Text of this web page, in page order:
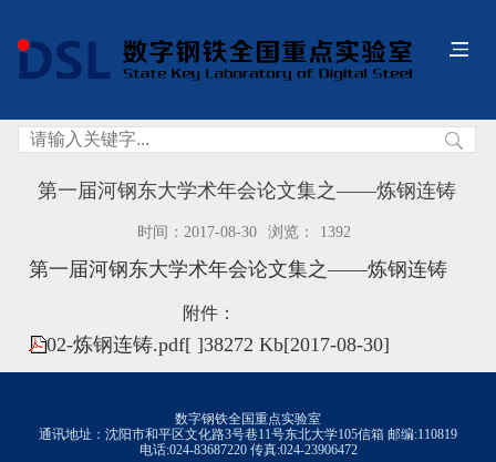
第一届河钢东大学术年会论文集之——炼钢连铸
时间：2017-08-30 浏览： 1392
第一届河钢东大学术年会论文集之——炼钢连铸
附件：
02-炼钢连铸.pdf[ ]38272 Kb[2017-08-30]
数字钢铁全国重点实验室
通讯地址：沈阳市和平区文化路3号巷11号东北大学105信箱 邮编:110819
电话:024-83687220 传真:024-23906472